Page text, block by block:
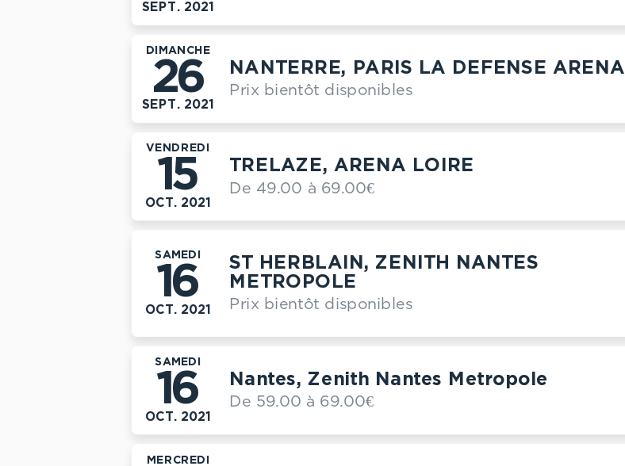
SEPT. 2021
DIMANCHE
26
SEPT. 2021
NANTERRE, PARIS LA DEFENSE ARENA
Prix bientôt disponibles
VENDREDI
15
OCT. 2021
TRELAZE, ARENA LOIRE
De 49.00 à 69.00€
SAMEDI
16
OCT. 2021
ST HERBLAIN, ZENITH NANTES
METROPOLE
Prix bientôt disponibles
SAMEDI
16
OCT. 2021
Nantes, Zenith Nantes Metropole
De 59.00 à 69.00€
MERCREDI